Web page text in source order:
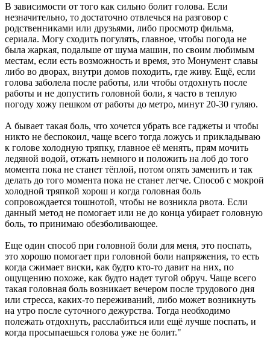
В зависимости от того как сильно болит голова. Если
незначительно, то достаточно отвлечься на разговор с
родственниками или друзьями, либо просмотр фильма,
сериала. Могу сходить погулять, главное, чтобы погода не
была жаркая, подальше от шума машин, по своим любимым
местам, если есть возможность и время, это Монумент славы
либо во дворах, внутри домов походить, где живу. Ещё, если
голова заболела после работы, или чтобы отдохнуть после
работы и не допустить головной боли, я часто в теплую
погоду хожу пешком от работы до метро, минут 20-30 гуляю.
А бывает такая боль, что хочется убрать все гаджеты и чтобы
никто не беспокоил, чаще всего тогда ложусь и прикладываю
к голове холодную тряпку, главное её менять, прям мочить
ледяной водой, отжать немного и положить на лоб до того
момента пока не станет тёплой, потом опять заменить и так
делать до того момента пока не станет легче. Способ с мокрой
холодной тряпкой хорош и когда головная боль
сопровождается тошнотой, чтобы не возникла рвота. Если
данный метод не помогает или не до конца убирает головную
боль, то принимаю обезболивающее.
Еще один способ при головной боли для меня, это поспать,
это хорошо помогает при головной боли напряжения, то есть
когда сжимает виски, как будто кто-то давит на них, по
ощущению похоже, как будто надет тугой обруч. Чаще всего
такая головная боль возникает вечером после трудового дня
или стресса, каких-то переживаний, либо может возникнуть
на утро после суточного дежурства. Тогда необходимо
полежать отдохнуть, расслабиться или ещё лучше поспать, и
когда просыпаешься голова уже не болит."